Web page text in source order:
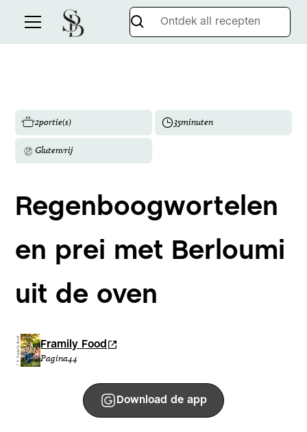
2portie(s) 35minuten
Glutenvrij
Regenboogwortelen
en prei met Berloumi
uit de oven
Framily Food
Pagina44
Download de app